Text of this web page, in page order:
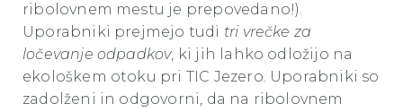
ribolovnem mestu je prepovedano!).
Uporabniki prejmejo tudi tri vrečke za
ločevanje odpadkov, ki jih lahko odložijo na
ekološkem otoku pri TIC Jezero. Uporabniki so
zadolženi in odgovorni, da na ribolovnem